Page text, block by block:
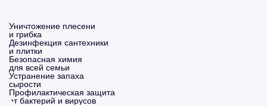
Уничтожение плесени
и грибка
Дезинфекция сантехники
и плитки
Безопасная химия
для всей семьи
Устранение запаха
сырости
Профилактическая защита
от бактерий и вирусов